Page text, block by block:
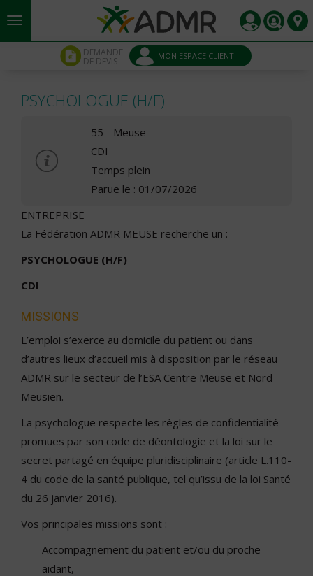
Aller au contenu principal
DEMANDE
DE DEVIS MON ESPACE CLIENT
PSYCHOLOGUE (H/F)
55 - Meuse
CDI
Temps plein
Parue le : 01/07/2026
ENTREPRISE
La Fédération ADMR MEUSE recherche un :
PSYCHOLOGUE (H/F)
CDI
MISSIONS
L’emploi s’exerce au domicile du patient ou dans
d’autres lieux d’accueil mis à disposition par le réseau
ADMR sur le secteur de l’ESA Centre Meuse et Nord
Meusien.
La psychologue respecte les règles de confidentialité
promues par son code de déontologie et la loi sur le
secret partagé en équipe pluridisciplinaire (article L.110-
4 du code de la santé publique, tel qu’issu de la loi Santé
du 26 janvier 2016).
Vos principales missions sont :
Accompagnement du patient et/ou du proche
aidant,
Panneau de gestion des cookies